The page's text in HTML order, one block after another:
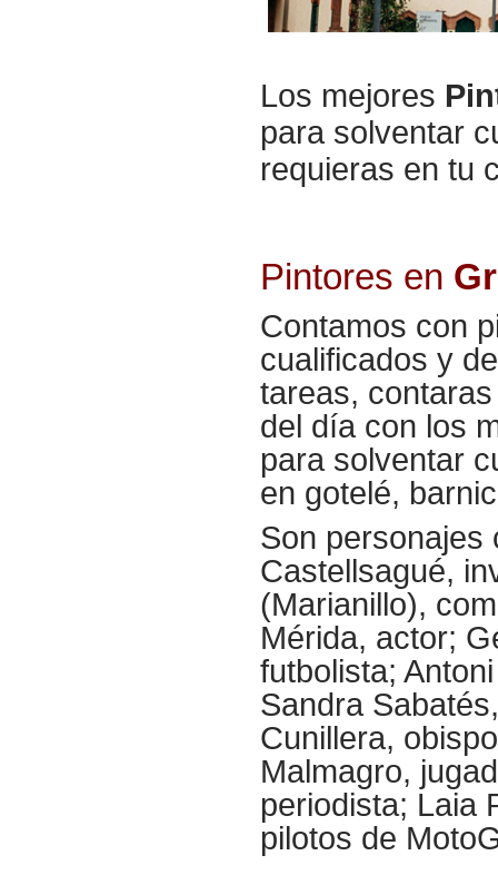
Los mejores
para solventar
requieras en tu
Pintores en
Contamos con
cualificados y
tareas,
del día con los
para solventar
en gotelé,
Son personajes
Castellsagué,
(Marianillo),
Mérida, actor;
futbolista;
Sandra
Cunillera,
Malmagro,
periodista; Laia
pilotos de